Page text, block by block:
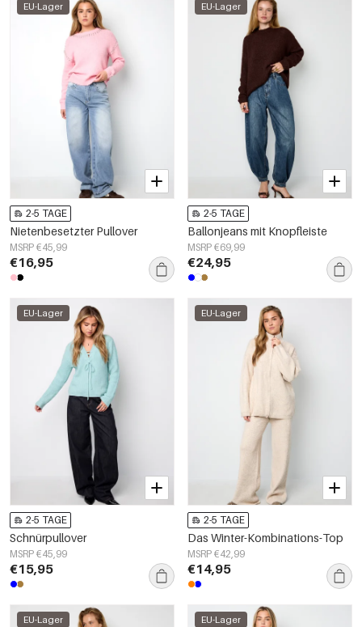
EU-Lager
2-5 TAGE
Nietenbesetzter Pullover
MSRP €45,99
€16,95
EU-Lager
2-5 TAGE
Ballonjeans mit Knopfleiste
MSRP €69,99
€24,95
EU-Lager
2-5 TAGE
Schnürpullover
MSRP €45,99
€15,95
EU-Lager
2-5 TAGE
Das Winter-Kombinations-Top
MSRP €42,99
€14,95
EU-Lager EU-Lager